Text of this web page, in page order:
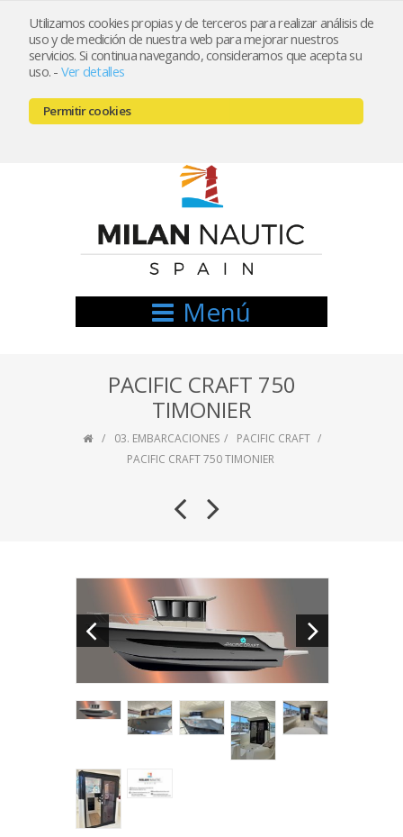
Utilizamos cookies propias y de terceros para realizar análisis de
uso y de medición de nuestra web para mejorar nuestros
servicios. Si continua navegando, consideramos que acepta su
uso. - Ver detalles
Permitir cookies
Registrarse Mi cuenta
666521122 // 654999333
Menú
PACIFIC CRAFT 750
TIMONIER
03. EMBARCACIONES
PACIFIC CRAFT
PACIFIC CRAFT 750 TIMONIER